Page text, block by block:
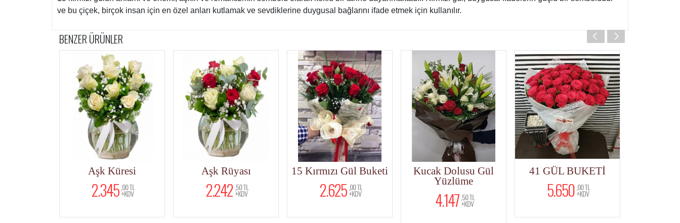
ve bu çiçek, birçok insan için en özel anları kutlamak ve sevdiklerine duygusal bağlarını ifade etmek için kullanılır.
BENZER ÜRÜNLER
Aşk Rüyası
2.242
15 Kırmızı Gül Buketi
2.625
Kucak Dolusu Gül
4.147
41 GÜL BUKETİ
5.650
Senden Daha İyisi
4.250